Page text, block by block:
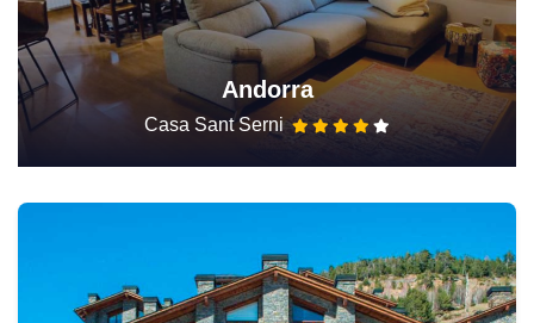
Andorra
Casa Sant Serni